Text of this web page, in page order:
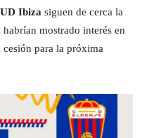
UD Ibiza siguen de cerca la
mostrado interés en
para la próxima